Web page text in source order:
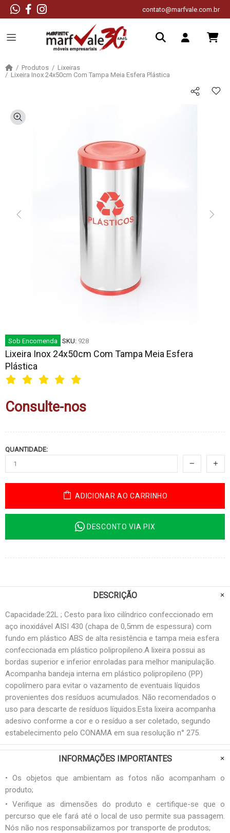
contato@marfvale.com.br
Produtos
Lixeiras
Lixeira Inox 24x50cm Com Tampa Meia Esfera Plástica
Sob Encomenda SKU: 928
Lixeira Inox 24x50cm Com Tampa Meia Esfera
Plástica
Consulte-nos
QUANTIDADE:
ADICIONAR AO CARRINHO
DESCONTO VIA PIX
DESCRIÇÃO
Capacidade:22L ; Cesto para lixo cilíndrico confeccionado em
aço inoxidável AISI 430 (chapa de 0,5mm de espessura) com
fundo em plástico ABS de alta resistência e tampa meia esfera
confeccionada em plástico polipropileno.A lixeira possui as
bordas superior e inferior enroladas para melhor manipulação.
Acompanha bandeja interna em plástico polipropileno (PP)
copolímero para evitar o vazamento de eventuais líquidos
provenientes dos resíduos acumulados. Não recomendados o
uso para descarte de resíduos líquidos.Esta lixeira acompanha
adesivo conforme a cor e o resíduo a ser coletado, segundo
estabelecimento pelo CONAMA em sua resolução n° 275.
INFORMAÇÕES IMPORTANTES
• Os objetos que ambientam as fotos não acompanham o
produto;
• Verifique as dimensões do produto e certifique-se que o
percurso que ele fará até o local de uso permite sua passagem.
Nós não nos responsabilizamos por transporte de produtos;